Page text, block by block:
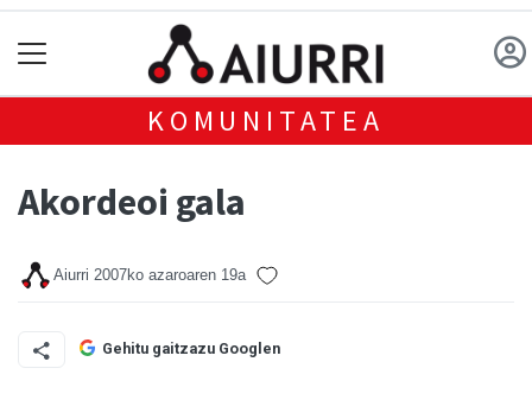
KOMUNITATEA
Akordeoi gala
Aiurri 2007ko azaroaren 19a
Gehitu gaitzazu Googlen